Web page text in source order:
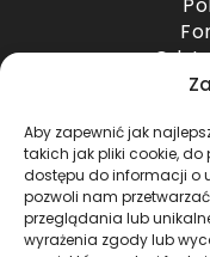
Aby zapewnić jak
takich jak pliki cookie,
dostępu do informacji o
pozwoli nam
przeglądania lub
wyrażenia zgody lub
Odstąpienie